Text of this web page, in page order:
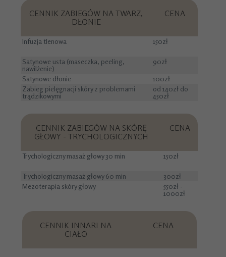
CENNIK ZABIEGÓW NA TWARZ,
DŁONIE
CENA
Infuzja tlenowa 150zł
Satynowe usta (maseczka, peeling,
nawilżenie)
90zł
Satynowe dłonie
100zł
Zabieg pielęgnacji skóry z problemami
trądzikowymi
od 140zł do
450zł
CENNIK ZABIEGÓW NA SKÓRĘ
GŁOWY - TRYCHOLOGICZNYCH
CENA
Trychologiczny masaż głowy 30 min 150zł
Trychologiczny masaż głowy 60 min
300zł
Mezoterapia skóry głowy
550zł -
1000zł
CENNIK INNARI NA
CIAŁO
CENA